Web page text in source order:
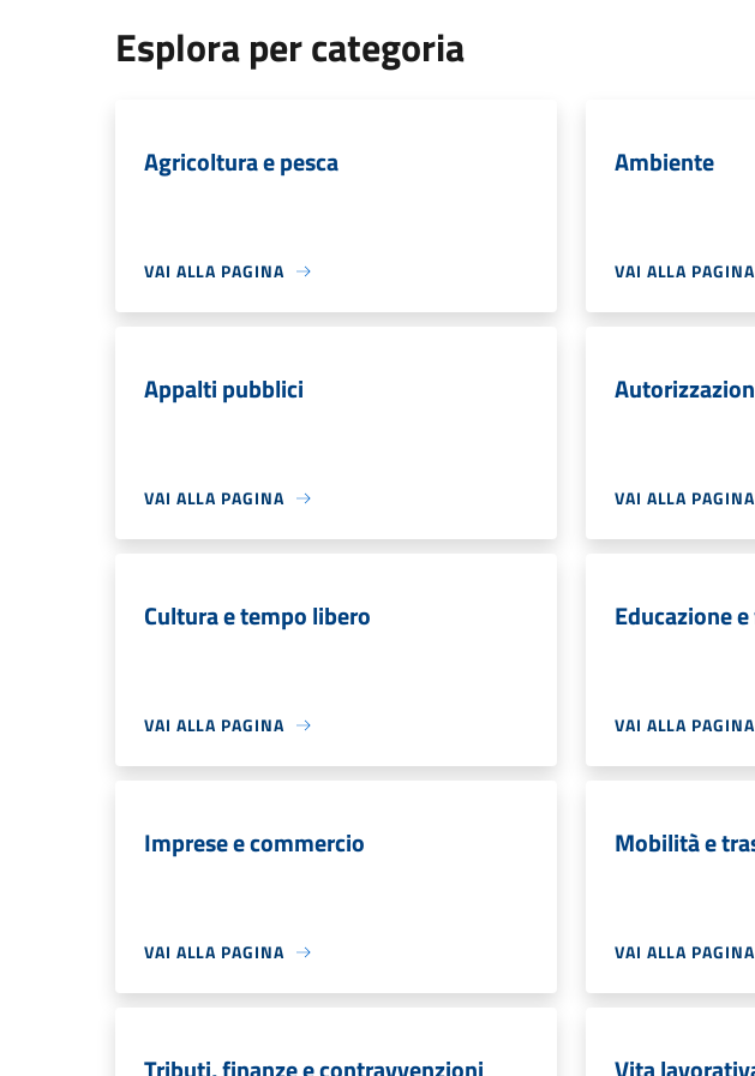
Esplora per categoria
Agricoltura e pesca
VAI ALLA PAGINA
Ambiente
VAI ALLA PAGINA
Appalti pubblici
VAI ALLA PAGINA VAI ALLA PAGINA
Cultura e tempo libero
VAI ALLA PAGINA
Educazione
VAI ALLA PAGINA
Imprese e commercio
VAI ALLA PAGINA
Mobilità e
VAI ALLA PAGINA